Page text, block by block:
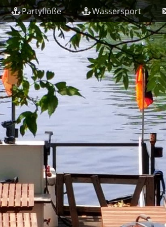
Partyflöße Wassersport